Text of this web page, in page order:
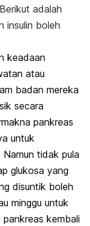
adalah
insulin boleh
keadaan
atau
badan mereka
secara
pankreas
untuk
tidak pula
glukosa yang
disuntik boleh
minggu untuk
kembali